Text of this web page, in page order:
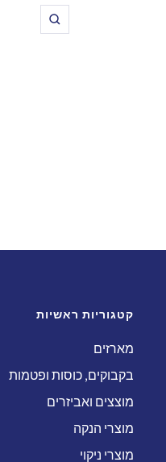
תקריב
קטגוריות ראשיות
מארזים
בקבוקים, כוסות ופטמות
מוצצים ואביזרים
מוצרי הנקה
מוצרי ניקוי